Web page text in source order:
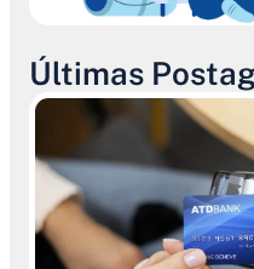
Últimas